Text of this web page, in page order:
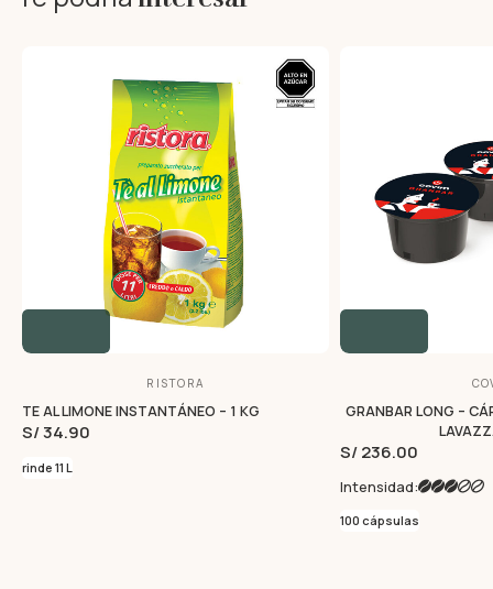
RISTORA
TE AL LIMONE INSTANTÁNEO – 1 KG
S/ 34.90
rinde 11 L
GRANBAR LONG –
S/ 236.00
Intensidad:
100 cápsulas